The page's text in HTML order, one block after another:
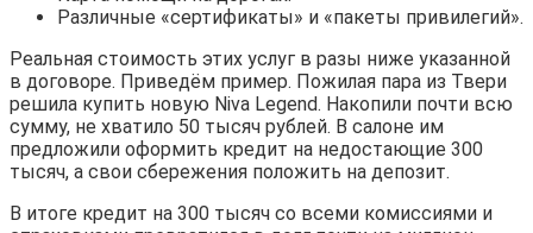
Различные «сертификаты» и «пакеты привилегий».
Реальная стоимость этих услуг в разы ниже указанной
в договоре. Приведём пример. Пожилая пара из Твери
решила купить новую Niva Legend. Накопили почти всю
сумму, не хватило 50 тысяч рублей. В салоне им
предложили оформить кредит на недостающие 300
тысяч, а свои сбережения положить на депозит.
В итоге кредит на 300 тысяч со всеми комиссиями и